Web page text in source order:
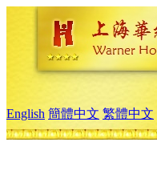
English 簡體中文 繁體中文